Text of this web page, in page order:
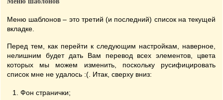
Меню шаблонов – это третий (и последний) список на текущей
вкладке.
Перед тем, как перейти к следующим настройкам, наверное,
нелишним будет дать Вам перевод всех элементов, цвета
которых мы можем изменить, поскольку русифицировать
список мне не удалось :(. Итак, сверху вниз:
Фон странички;